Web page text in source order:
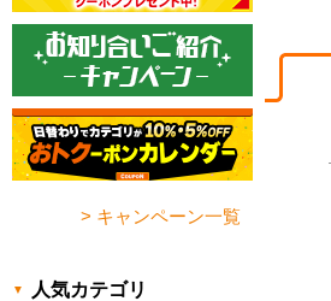
> キャンペーン一覧
人気カテゴリ